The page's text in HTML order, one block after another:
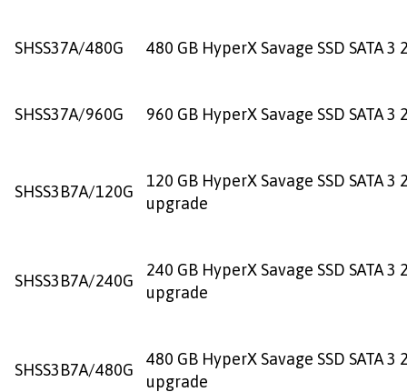
SHSS37A/480G 480 GB HyperX Savage SSD SATA 3
SHSS37A/960G 960 GB HyperX Savage SSD SATA 3
SHSS3B7A/120G
120 GB HyperX Savage SSD SATA 3
upgrade
SHSS3B7A/240G
240 GB HyperX Savage SSD SATA 3
upgrade
SHSS3B7A/480G
480 GB HyperX Savage SSD SATA 3
upgrade